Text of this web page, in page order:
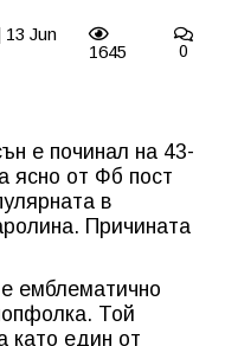
13 Jun
1645 0
е починал на 43-
ясно от Фб пост
в
Причината
емблематично
Той
като един от